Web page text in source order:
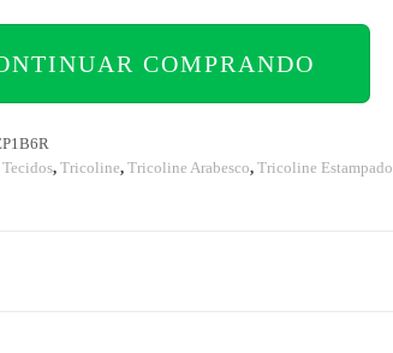
COMPRANDO
Tecidos,Tricoline,Tricoline Arabesco,Tricoline Estampado